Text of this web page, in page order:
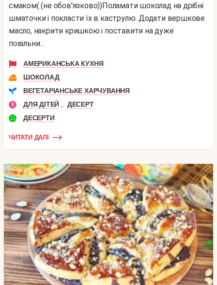
смаком( (не обов'язково))Поламати шоколад на дрібні
шматочки і покласти їх в каструлю. Додати вершкове
масло, накрити кришкою і поставити на дуже
повільни...
АМЕРИКАНСЬКА КУХНЯ
ШОКОЛАД
ВЕГЕТАРІАНСЬКЕ ХАРЧУВАННЯ
ДЛЯ ДІТЕЙ ,
ДЕСЕРТ
ДЕСЕРТИ
ЧИТАТИ ДАЛІ